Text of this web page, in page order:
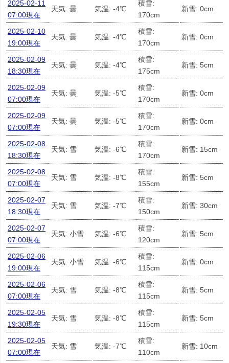
2025-02-11
07:00現在
天気: 曇 気温: -4℃
積雪:
170cm
新雪: 0cm
2025-02-10
19:00現在
天気: 曇 気温: -4℃
積雪:
170cm
新雪: 0cm
2025-02-09
18:30現在
天気: 曇 気温: -4℃
積雪:
175cm
新雪: 5cm
2025-02-09
07:00現在
天気: 曇 気温: -5℃
積雪:
170cm
新雪: 0cm
2025-02-09
07:00現在
天気: 曇 気温: -5℃
積雪:
170cm
新雪: 0cm
2025-02-08
18:30現在
天気: 雪 気温: -6℃
積雪:
170cm
新雪: 15cm
2025-02-08
07:00現在
天気: 雪 気温: -8℃
積雪:
155cm
新雪: 5cm
2025-02-07
18:30現在
天気: 雪 気温: -7℃
積雪:
150cm
新雪: 30cm
2025-02-07
07:00現在
天気: 小雪 気温: -6℃
積雪:
120cm
新雪: 5cm
2025-02-06
19:00現在
天気: 小雪 気温: -6℃
積雪:
115cm
新雪: 0cm
2025-02-06
07:00現在
天気: 雪 気温: -8℃
積雪:
115cm
新雪: 5cm
2025-02-05
19:30現在
天気: 雪 気温: -8℃
積雪:
115cm
新雪: 5cm
2025-02-05
07:00現在
天気: 雪 気温: -7℃
積雪:
110cm
新雪: 10cm